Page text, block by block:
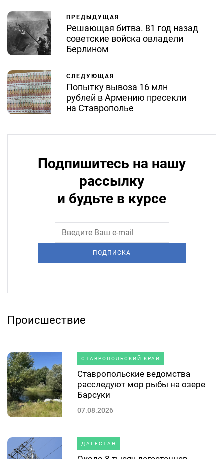
ПРЕДЫДУЩАЯ
Решающая битва. 81 год назад
советские войска овладели
Берлином
СЛЕДУЮЩАЯ
Попытку вывоза 16 млн
рублей в Армению пресекли
на Ставрополье
Подпишитесь на нашу
рассылку
и будьте в курсе
ПОДПИСКА
Происшествие
СТАВРОПОЛЬСКИЙ КРАЙ
Ставропольские ведомства
расследуют мор рыбы на озере
Барсуки
07.08.2026
ДАГЕСТАН